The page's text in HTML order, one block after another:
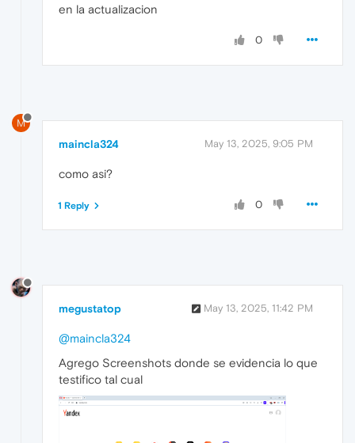
en la actualizacion
0
M
maincla324 May 13, 2025, 9:05 PM
como asi?
0
1 Reply
megustatop May 13, 2025, 11:42 PM
@maincla324
Agrego Screenshots donde se evidencia lo que
testifico tal cual